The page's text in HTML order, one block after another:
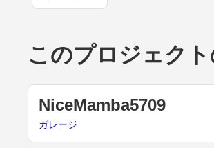
このプロジェク
NiceMamba5709
ガレージ